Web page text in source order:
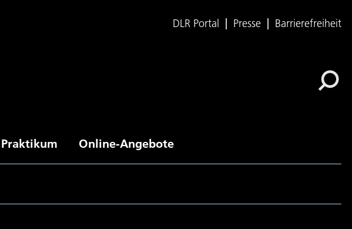
DLR Portal Presse Barrierefreiheit
Praktikum Online-Angebote